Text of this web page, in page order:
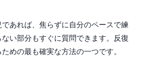
あれば、焦らずに自分のペースで練
い部分もすぐに質問できます。反復
めの最も確実な方法の一つです。